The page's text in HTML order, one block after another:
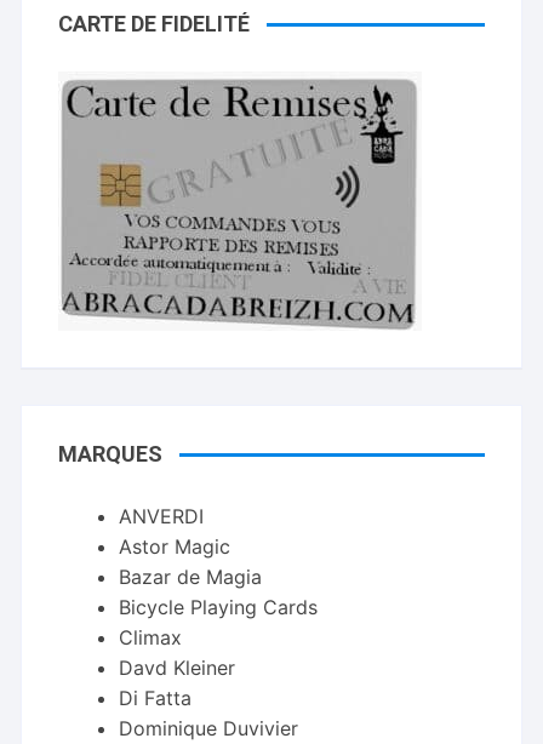
CARTE DE FIDELITÉ
MARQUES
ANVERDI
Astor Magic
Bazar de Magia
Bicycle Playing Cards
Climax
Davd Kleiner
Di Fatta
Dominique Duvivier